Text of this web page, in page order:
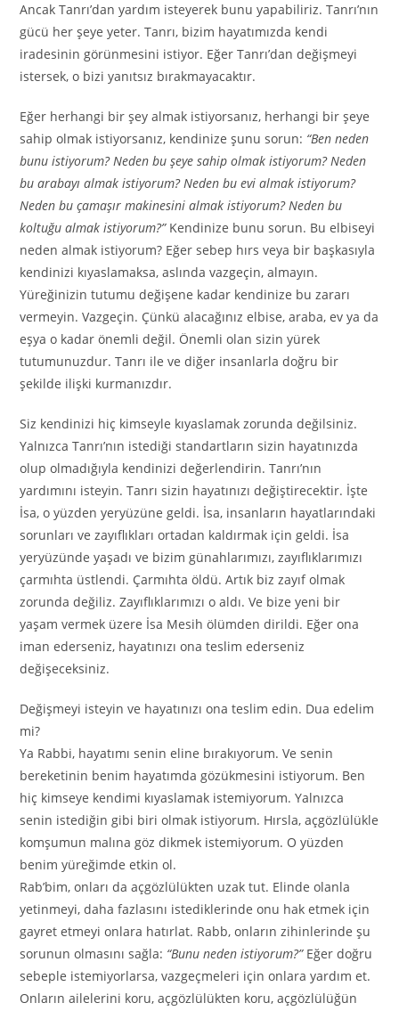
Ancak Tanrı’dan yardım isteyerek bunu yapabiliriz. Tanrı’nın
gücü her şeye yeter. Tanrı, bizim hayatımızda kendi
iradesinin görünmesini istiyor. Eğer Tanrı’dan değişmeyi
istersek, o bizi yanıtsız bırakmayacaktır.
Eğer herhangi bir şey almak istiyorsanız, herhangi bir şeye
sahip olmak istiyorsanız, kendinize şunu sorun: “Ben neden
bunu istiyorum? Neden bu şeye sahip olmak istiyorum? Neden
bu arabayı almak istiyorum? Neden bu evi almak istiyorum?
Neden bu çamaşır makinesini almak istiyorum? Neden bu
koltuğu almak istiyorum?”Kendinize bunu sorun. Bu elbiseyi
neden almak istiyorum? Eğer sebep hırs veya bir başkasıyla
kendinizi kıyaslamaksa, aslında vazgeçin, almayın.
Yüreğinizin tutumu değişene kadar kendinize bu zararı
vermeyin. Vazgeçin. Çünkü alacağınız elbise, araba, ev ya da
eşya o kadar önemli değil. Önemli olan sizin yürek
tutumunuzdur. Tanrı ile ve diğer insanlarla doğru bir
şekilde ilişki kurmanızdır.
Siz kendinizi hiç kimseyle kıyaslamak zorunda değilsiniz.
Yalnızca Tanrı’nın istediği standartların sizin hayatınızda
olup olmadığıyla kendinizi değerlendirin. Tanrı’nın
yardımını isteyin. Tanrı sizin hayatınızı değiştirecektir. İşte
İsa, o yüzden yeryüzüne geldi. İsa, insanların hayatlarındaki
sorunları ve zayıflıkları ortadan kaldırmak için geldi. İsa
yeryüzünde yaşadı ve bizim günahlarımızı, zayıflıklarımızı
çarmıhta üstlendi. Çarmıhta öldü. Artık biz zayıf olmak
zorunda değiliz. Zayıflıklarımızı o aldı. Ve bize yeni bir
yaşam vermek üzere İsa Mesih ölümden dirildi. Eğer ona
iman ederseniz, hayatınızı ona teslim ederseniz
değişeceksiniz.
Değişmeyi isteyin ve hayatınızı ona teslim edin. Dua edelim
mi?
Ya Rabbi, hayatımı senin eline bırakıyorum. Ve senin
bereketinin benim hayatımda gözükmesini istiyorum. Ben
hiç kimseye kendimi kıyaslamak istemiyorum. Yalnızca
senin istediğin gibi biri olmak istiyorum. Hırsla, açgözlülükle
komşumun malına göz dikmek istemiyorum. O yüzden
benim yüreğimde etkin ol.
Rab’bim, onları da açgözlülükten uzak tut. Elinde olanla
yetinmeyi, daha fazlasını istediklerinde onu hak etmek için
gayret etmeyi onlara hatırlat. Rabb, onların zihinlerinde şu
sorunun olmasını sağla: “Bunu neden istiyorum?”Eğer doğru
sebeple istemiyorlarsa, vazgeçmeleri için onlara yardım et.
Onların ailelerini koru, açgözlülükten koru, açgözlülüğün